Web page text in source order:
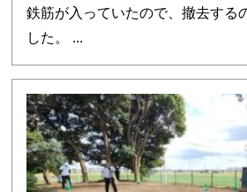
鉄筋が入っていたので、撤去する
した。 ...